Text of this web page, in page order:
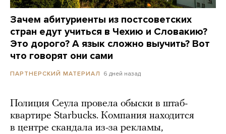
Зачем абитуриенты из постсоветских
стран едут учиться в Чехию и Словакию?
Это дорого? А язык сложно выучить? Вот
что говорят они сами
ПАРТНЕРСКИЙ МАТЕРИАЛ 6 дней назад
Полиция Сеула провела обыски в штаб-
квартире Starbucks. Компания находится
в центре скандала из-за рекламы,